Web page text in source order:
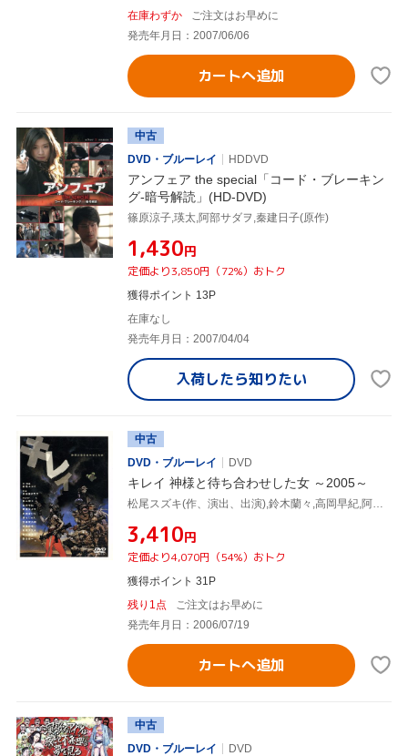
在庫わずか
ご注文はお早めに
発売年月日：2007/06/06
カートへ追加
中古
DVD・ブルーレイ
HDDVD
アンフェア the special「コード・ブレーキン
グ-暗号解読」(HD-DVD)
篠原涼子,瑛太,阿部サダヲ,秦建日子(原作)
¥1,430円
定価より3,850円（72%）おトク
獲得ポイント 13P
在庫なし
発売年月日：2007/04/04
入荷したら知りたい
中古
DVD・ブルーレイ
DVD
キレイ 神様と待ち合わせした女 ～2005～
松尾スズキ(作、演出、出演),鈴木蘭々,高岡早紀,阿部サダヲ
¥3,410円
定価より4,070円（54%）おトク
獲得ポイント 31P
残り1点
ご注文はお早めに
発売年月日：2006/07/19
カートへ追加
中古
DVD・ブルーレイ
DVD